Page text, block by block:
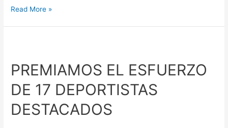
Read More »
PREMIAMOS EL ESFUERZO
DE 17 DEPORTISTAS
DESTACADOS